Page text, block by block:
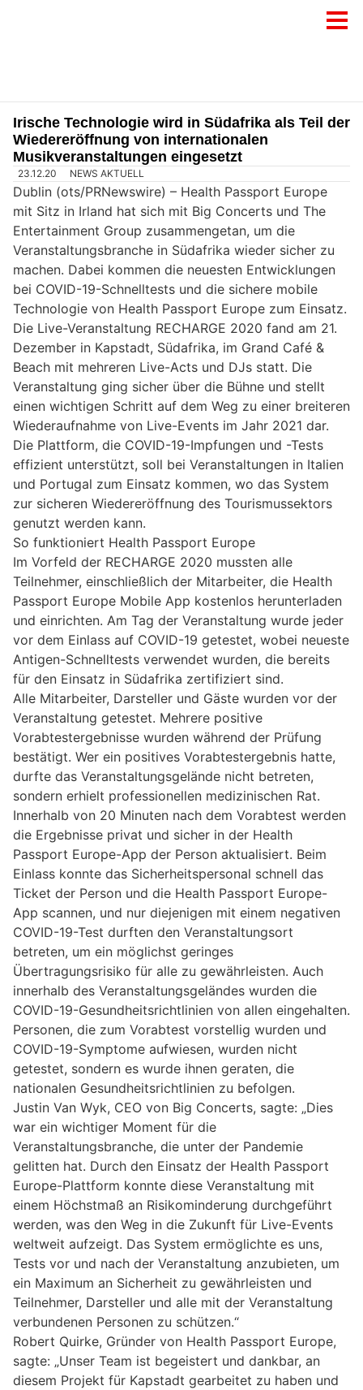
Irische Technologie wird in Südafrika als Teil der
Wiedereröffnung von internationalen
Musikveranstaltungen eingesetzt
23.12.20 NEWS AKTUELL
Dublin (ots/PRNewswire) – Health Passport Europe
mit Sitz in Irland hat sich mit Big Concerts und The
Entertainment Group zusammengetan, um die
Veranstaltungsbranche in Südafrika wieder sicher zu
machen. Dabei kommen die neuesten Entwicklungen
bei COVID-19-Schnelltests und die sichere mobile
Technologie von Health Passport Europe zum Einsatz.
Die Live-Veranstaltung RECHARGE 2020 fand am 21.
Dezember in Kapstadt, Südafrika, im Grand Café &
Beach mit mehreren Live-Acts und DJs statt. Die
Veranstaltung ging sicher über die Bühne und stellt
einen wichtigen Schritt auf dem Weg zu einer breiteren
Wiederaufnahme von Live-Events im Jahr 2021 dar.
Die Plattform, die COVID-19-Impfungen und -Tests
effizient unterstützt, soll bei Veranstaltungen in Italien
und Portugal zum Einsatz kommen, wo das System
zur sicheren Wiedereröffnung des Tourismussektors
genutzt werden kann.
So funktioniert Health Passport Europe
Im Vorfeld der RECHARGE 2020 mussten alle
Teilnehmer, einschließlich der Mitarbeiter, die Health
Passport Europe Mobile App kostenlos herunterladen
und einrichten. Am Tag der Veranstaltung wurde jeder
vor dem Einlass auf COVID-19 getestet, wobei neueste
Antigen-Schnelltests verwendet wurden, die bereits
für den Einsatz in Südafrika zertifiziert sind.
Alle Mitarbeiter, Darsteller und Gäste wurden vor der
Veranstaltung getestet. Mehrere positive
Vorabtestergebnisse wurden während der Prüfung
bestätigt. Wer ein positives Vorabtestergebnis hatte,
durfte das Veranstaltungsgelände nicht betreten,
sondern erhielt professionellen medizinischen Rat.
Innerhalb von 20 Minuten nach dem Vorabtest werden
die Ergebnisse privat und sicher in der Health
Passport Europe-App der Person aktualisiert. Beim
Einlass konnte das Sicherheitspersonal schnell das
Ticket der Person und die Health Passport Europe-
App scannen, und nur diejenigen mit einem negativen
COVID-19-Test durften den Veranstaltungsort
betreten, um ein möglichst geringes
Übertragungsrisiko für alle zu gewährleisten. Auch
innerhalb des Veranstaltungsgeländes wurden die
COVID-19-Gesundheitsrichtlinien von allen eingehalten.
Personen, die zum Vorabtest vorstellig wurden und
COVID-19-Symptome aufwiesen, wurden nicht
getestet, sondern es wurde ihnen geraten, die
nationalen Gesundheitsrichtlinien zu befolgen.
Justin Van Wyk, CEO von Big Concerts, sagte: „Dies
war ein wichtiger Moment für die
Veranstaltungsbranche, die unter der Pandemie
gelitten hat. Durch den Einsatz der Health Passport
Europe-Plattform konnte diese Veranstaltung mit
einem Höchstmaß an Risikominderung durchgeführt
werden, was den Weg in die Zukunft für Live-Events
weltweit aufzeigt. Das System ermöglichte es uns,
Tests vor und nach der Veranstaltung anzubieten, um
ein Maximum an Sicherheit zu gewährleisten und
Teilnehmer, Darsteller und alle mit der Veranstaltung
verbundenen Personen zu schützen.“
Robert Quirke, Gründer von Health Passport Europe,
sagte: „Unser Team ist begeistert und dankbar, an
diesem Projekt für Kapstadt gearbeitet zu haben und